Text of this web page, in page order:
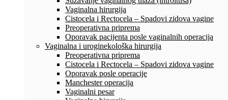
Vaginalna hirurgija
Cistocela i Rectocela – Spadovi zidova vagine
Preoperativna priprema
Oporavak pacijenta posle vaginalnih operacija
Vaginalna i uroginekološka hirurgija
Preoperativna priprema
Cistocela i Rectocela – Spadovi zidova vagine
Oporavak posle operacije
Manchester operacija
Vaginalni pesar